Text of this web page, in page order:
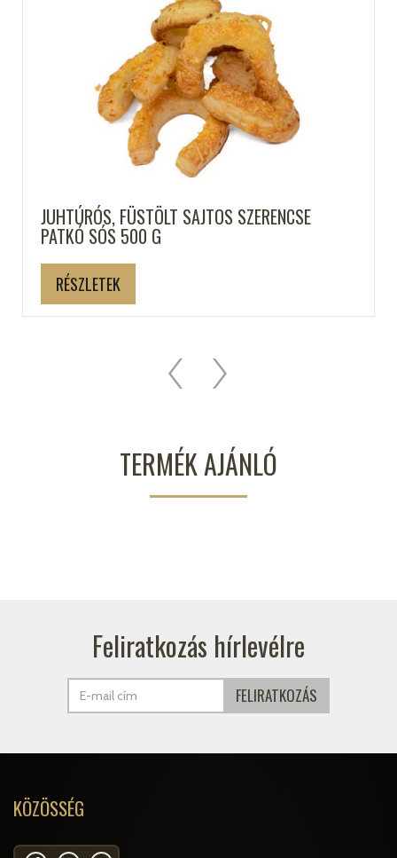
JUHTÚRÓS, FÜSTÖLT SAJTOS SZERENCSE
PATKÓ SÓS 500 G
RÉSZLETEK
TERMÉK AJÁNLÓ
Feliratkozás hírlevélre
KÖZÖSSÉG